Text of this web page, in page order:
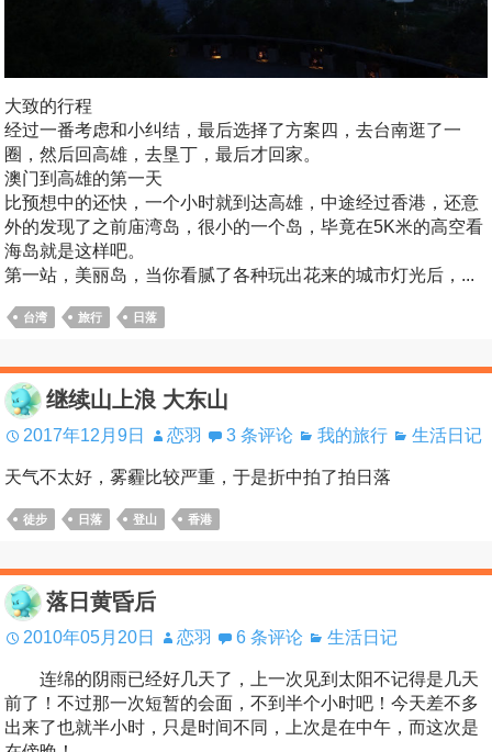
大致的行程
经过一番考虑和小纠结，最后选择了方案四，去台南逛了一
圈，然后回高雄，去垦丁，最后才回家。
澳门到高雄的第一天
比预想中的还快，一个小时就到达高雄，中途经过香港，还意
外的发现了之前庙湾岛，很小的一个岛，毕竟在5K米的高空看
海岛就是这样吧。
第一站，美丽岛，当你看腻了各种玩出花来的城市灯光后，...
台湾 旅行 日落
继续山上浪 大东山
2017年12月9日 恋羽 3 条评论 我的旅行 生活日记
天气不太好，雾霾比较严重，于是折中拍了拍日落
徒步 日落 登山 香港
落日黄昏后
2010年05月20日 恋羽 6 条评论 生活日记
连绵的阴雨已经好几天了，上一次见到太阳不记得是几天
前了！不过那一次短暂的会面，不到半个小时吧！今天差不多
出来了也就半小时，只是时间不同，上次是在中午，而这次是